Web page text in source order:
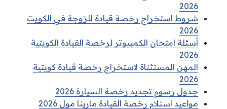
2026
شروط استخراج رخصة قيادة للزوجة في الكويت
2026
أسئلة امتحان الكمبيوتر لرخصة القيادة الكويتية
2026
المهن المستثناة لاستخراج رخصة قيادة كويتية
2026
جدول رسوم تجديد رخصة السيارة 2026
مواعيد استلام رخصة القيادة مارينا مول 2026